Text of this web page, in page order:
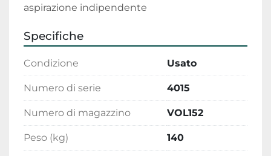
aspirazione indipendente
Specifiche
Condizione Usato
Numero di serie 4015
Numero di magazzino VOL152
Peso (kg) 140